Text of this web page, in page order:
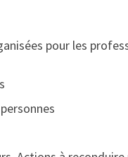
pour les